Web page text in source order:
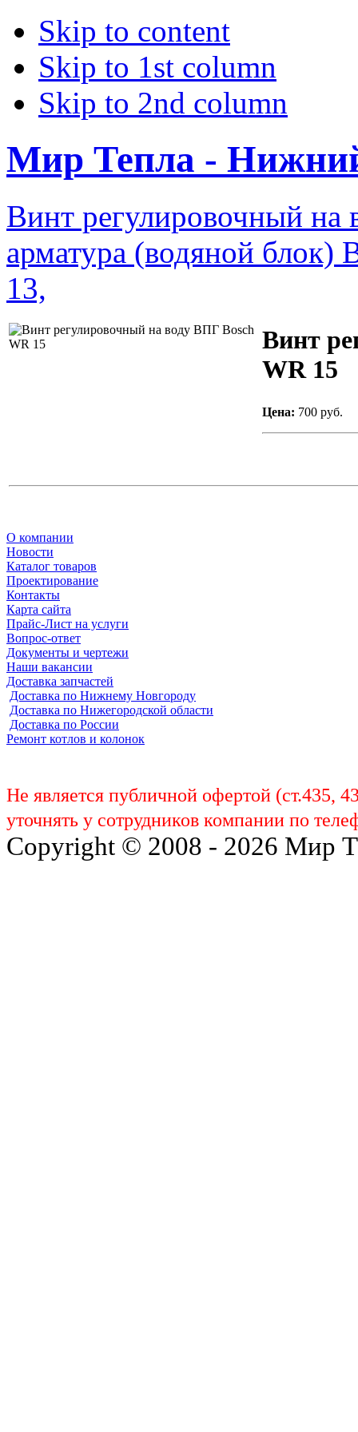
Skip to content
Skip to 1st column
Skip to 2nd column
Мир Тепла -
Винт регулировочный
арматура (водяной блок)
13,
Винт
WR 15
Цена: 700 руб.
О компании
Новости
Каталог товаров
Проектирование
Контакты
Карта сайта
Прайс-Лист на услуги
Вопрос-ответ
Документы и чертежи
Наши вакансии
Доставка запчастей
Доставка по Нижнему Новгороду
Доставка по Нижегородской области
Доставка по России
Ремонт котлов и колонок
Не является публичной офертой (ст.435,
уточнять у сотрудников компании по
Copyright © 2008 - 2026 Мир